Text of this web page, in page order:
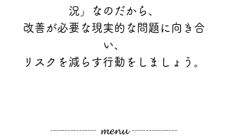
況」なのだから、
改善が必要な現実的な問題に向き合
い、
リスクを減らす行動をしましょう。
┈┈┈┈ 𝓶𝓮𝓷𝓾 ┈┈┈┈